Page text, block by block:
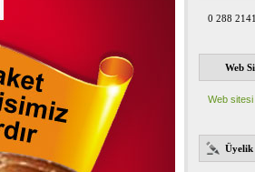
0 288
Web
Web sitesi
Üyelik